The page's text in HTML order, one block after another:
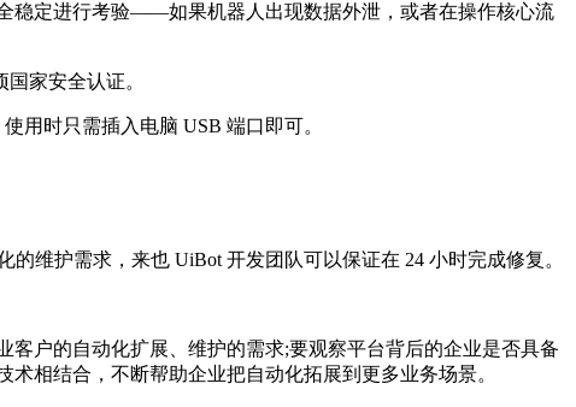
稳定进行考验——如果机器人出现数据外泄，或者在操作核心流
家安全认证。
用时只需插入电脑 USB 端口即可。
维护需求，来也 UiBot 开发团队可以保证在 24 小时完成修复。
户的自动化扩展、维护的需求;要观察平台背后的企业是否具备
相结合，不断帮助企业把自动化拓展到更多业务场景。